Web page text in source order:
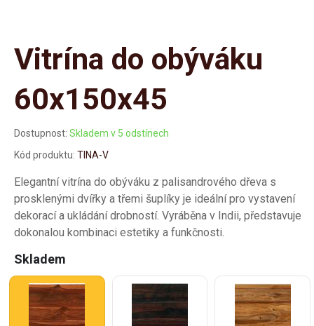
Vitrína do obýváku
60x150x45
Dostupnost: Skladem v 5 odstínech
Kód produktu: TINA-V
Elegantní vitrína do obýváku z palisandrového dřeva s
prosklenými dvířky a třemi šuplíky je ideální pro vystavení
dekorací a ukládání drobností. Vyráběna v Indii, představuje
dokonalou kombinaci estetiky a funkčnosti.
Skladem